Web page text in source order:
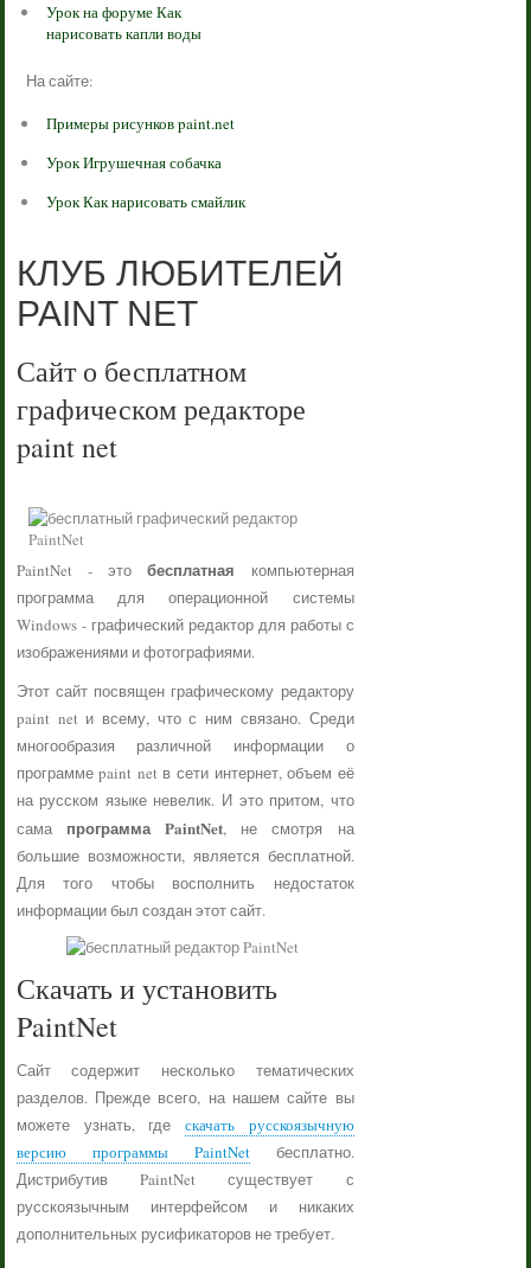
Урок на форуме Как
нарисовать капли воды
На сайте:
Примеры рисунков paint.net
Урок Игрушечная собачка
Урок Как нарисовать смайлик
КЛУБ ЛЮБИТЕЛЕЙ
PAINT NET
Сайт о бесплатном
графическом редакторе
paint net
PaintNet - этобесплатная компьютерная
программа для операционной системы
Windows - графический редактор для работы с
изображениями и фотографиями.
Этот сайт посвящен графическому редактору
paint net и всему, что с ним связано. Среди
многообразия различной информации о
программе paint net в сети интернет, объем её
на русском языке невелик. И это притом, что
сама программа PaintNet, не смотря на
большие возможности, является бесплатной.
Для того чтобы восполнить недостаток
информации был создан этот сайт.
Скачать и установить
PaintNet
Сайт содержит несколько тематических
разделов. Прежде всего, на нашем сайте вы
можете узнать, где скачать русскоязычную
версию программы PaintNetбесплатно.
Дистрибутив PaintNet существует с
русскоязычным интерфейсом и никаких
дополнительных русификаторов не требует.